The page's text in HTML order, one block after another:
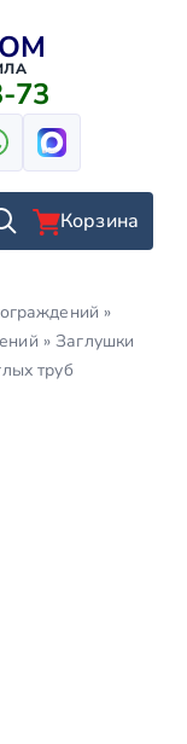
73
Корзина
»
»Заглушки
труб